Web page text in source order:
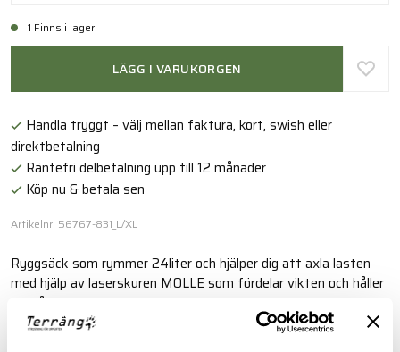
1 Finns i lager
LÄGG I VARUKORGEN
Handla tryggt – välj mellan faktura, kort, swish eller
direktbetalning
Räntefri delbetalning upp till 12 månader
Köp nu & betala sen
Artikelnr: 56767-831_L/XL
Ryggsäck som rymmer 24liter och hjälper dig att axla lasten
med hjälp av laserskuren MOLLE som fördelar vikten och håller
sig på plats tack vare en justerbar bröstrem.